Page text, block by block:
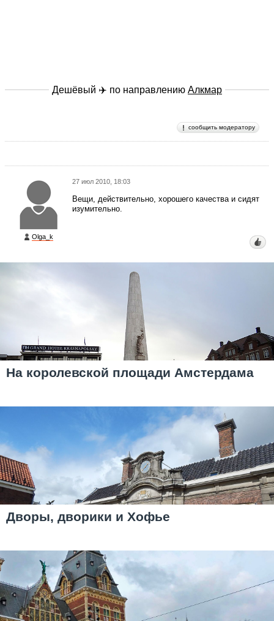
Дешёвый ✈️ по направлению Алкмар
сообщить модератору
Olga_k
27 июл 2010, 18:03
Вещи, действительно, хорошего качества и сидят
изумительно.
На королевской площади Амстердама
Дворы, дворики и Хофье